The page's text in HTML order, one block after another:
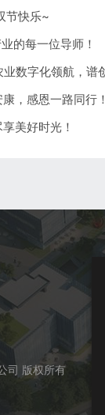
节快乐~
的每一位导师！
，感恩一路同行！
美好时光！
司 版权所有